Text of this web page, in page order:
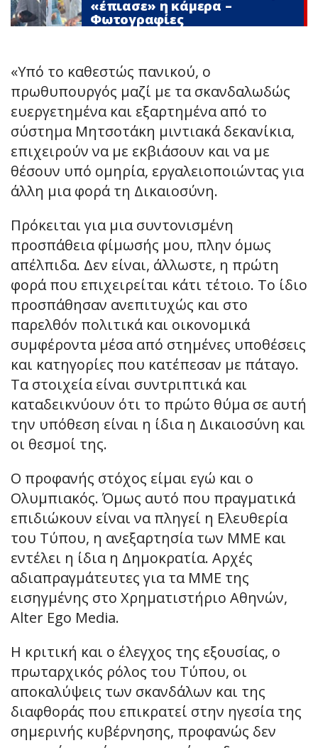
«έπιασε» η κάμερα –
Φωτογραφίες
«Υπό το καθεστώς πανικού, ο
πρωθυπουργός μαζί με τα σκανδαλωδώς
ευεργετημένα και εξαρτημένα από το
σύστημα Μητσοτάκη μιντιακά δεκανίκια,
επιχειρούν να με εκβιάσουν και να με
θέσουν υπό ομηρία, εργαλειοποιώντας για
άλλη μια φορά τη Δικαιοσύνη.
Πρόκειται για μια συντονισμένη
προσπάθεια φίμωσής μου, πλην όμως
απέλπιδα. Δεν είναι, άλλωστε, η πρώτη
φορά που επιχειρείται κάτι τέτοιο. Το ίδιο
προσπάθησαν ανεπιτυχώς και στο
παρελθόν πολιτικά και οικονομικά
συμφέροντα μέσα από στημένες υποθέσεις
και κατηγορίες που κατέπεσαν με πάταγο.
Τα στοιχεία είναι συντριπτικά και
καταδεικνύουν ότι το πρώτο θύμα σε αυτή
την υπόθεση είναι η ίδια η Δικαιοσύνη και
οι θεσμοί της.
Ο προφανής στόχος είμαι εγώ και ο
Ολυμπιακός. Όμως αυτό που πραγματικά
επιδιώκουν είναι να πληγεί η Ελευθερία
του Τύπου, η ανεξαρτησία των ΜΜΕ και
εντέλει η ίδια η Δημοκρατία. Αρχές
αδιαπραγμάτευτες για τα ΜΜΕ της
εισηγμένης στο Χρηματιστήριο Αθηνών,
Alter Ego Media.
Η κριτική και ο έλεγχος της εξουσίας, ο
πρωταρχικός ρόλος του Τύπου, οι
αποκαλύψεις των σκανδάλων και της
διαφθοράς που επικρατεί στην ηγεσία της
σημερινής κυβέρνησης, προφανώς δεν